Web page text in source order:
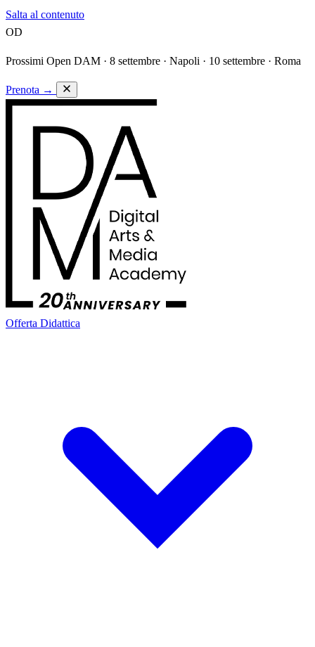
Salta al contenuto
OD
Prossimi Open DAM · 8 settembre · Napoli · 10 settembre · Roma
Prenota →
Offerta Didattica